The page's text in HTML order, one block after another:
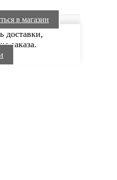
в магазин
доставки,
заказа.